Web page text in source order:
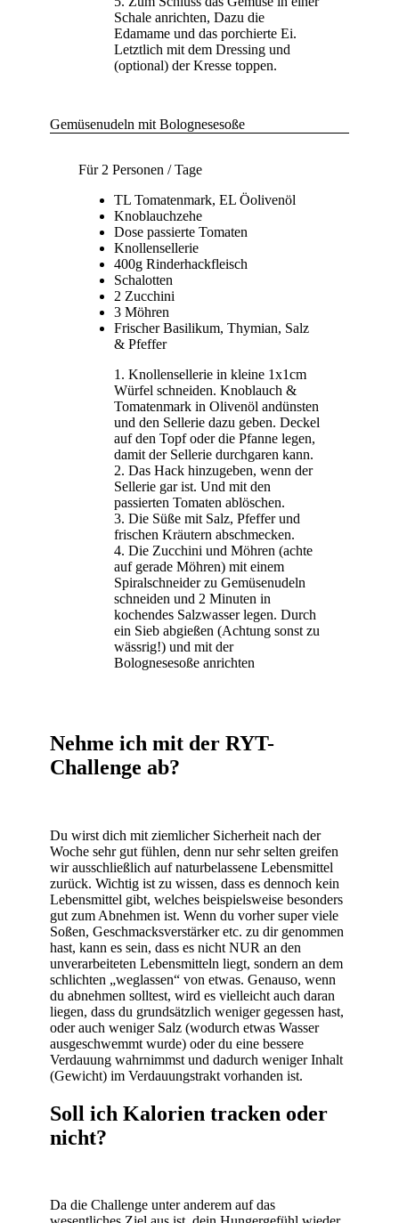
Schale anrichten, Dazu die
Edamame und das porchierte Ei.
Letztlich mit dem Dressing und
(optional) der Kresse toppen.
Gemüsenudeln mit Bolognesesoße
Für 2 Personen / Tage
TL Tomatenmark, EL Öolivenöl
Knoblauchzehe
Dose passierte Tomaten
Knollensellerie
400g Rinderhackfleisch
Schalotten
2 Zucchini
3 Möhren
Frischer Basilikum, Thymian, Salz
& Pfeffer
Knollensellerie in kleine 1x1cm
Würfel schneiden. Knoblauch &
Tomatenmark in Olivenöl andünsten
und den Sellerie dazu geben. Deckel
auf den Topf oder die Pfanne legen,
damit der Sellerie durchgaren kann.
Das Hack hinzugeben, wenn der
Sellerie gar ist. Und mit den
passierten Tomaten ablöschen.
Die Süße mit Salz, Pfeffer und
frischen Kräutern abschmecken.
Die Zucchini und Möhren (achte
auf gerade Möhren) mit einem
Spiralschneider zu Gemüsenudeln
schneiden und 2 Minuten in
kochendes Salzwasser legen. Durch
ein Sieb abgießen (Achtung sonst zu
wässrig!) und mit der
Bolognesesoße anrichten
Nehme ich mit der RYT-
Challenge ab?
Du wirst dich mit ziemlicher Sicherheit nach der
Woche sehr gut fühlen, denn nur sehr selten greifen
wir ausschließlich auf naturbelassene Lebensmittel
zurück. Wichtig ist zu wissen, dass es dennoch kein
Lebensmittel gibt, welches beispielsweise besonders
gut zum Abnehmen ist. Wenn du vorher super viele
Soßen, Geschmacksverstärker etc. zu dir genommen
hast, kann es sein, dass es nicht NUR an den
unverarbeiteten Lebensmitteln liegt, sondern an dem
schlichten „weglassen“ von etwas. Genauso, wenn
du abnehmen solltest, wird es vielleicht auch daran
liegen, dass du grundsätzlich weniger gegessen hast,
oder auch weniger Salz (wodurch etwas Wasser
ausgeschwemmt wurde) oder du eine bessere
Verdauung wahrnimmst und dadurch weniger Inhalt
(Gewicht) im Verdauungstrakt vorhanden ist.
Soll ich Kalorien tracken oder
nicht?
Da die Challenge unter anderem auf das